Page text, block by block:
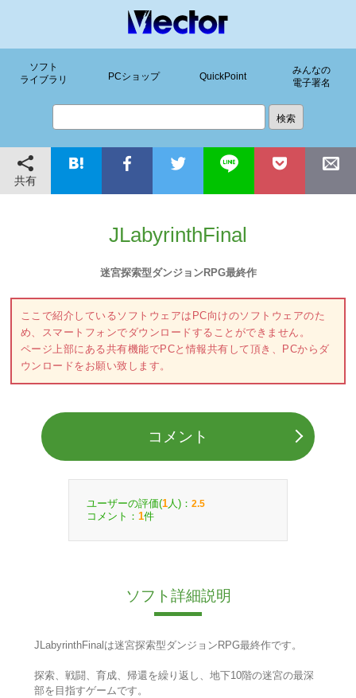
ソフト
ライブラリ
PCショップ QuickPoint
みんなの
電子署名
共有
JLabyrinthFinal
迷宮探索型ダンジョンRPG最終作
ここで紹介しているソフトウェアはPC向けのソフトウェアのた
め、スマートフォンでダウンロードすることができません。
ページ上部にある共有機能でPCと情報共有して頂き、PCからダ
ウンロードをお願い致します。
コメント
ユーザーの評価(1 人)： 2.5
コメント： 1件
ソフト詳細説明
JLabyrinthFinalは迷宮探索型ダンジョンRPG最終作です。
探索、戦闘、育成、帰還を繰り返し、地下10階の迷宮の最深
部を目指すゲームです。